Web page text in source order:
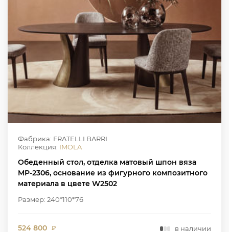
Фабрика: FRATELLI BARRI
Коллекция: IMOLA
Обеденный стол, отделка матовый шпон вяза
MP-2306, основание из фигурного композитного
материала в цвете W2502
Размер: 240*110*76
524 800 ₽ в наличии